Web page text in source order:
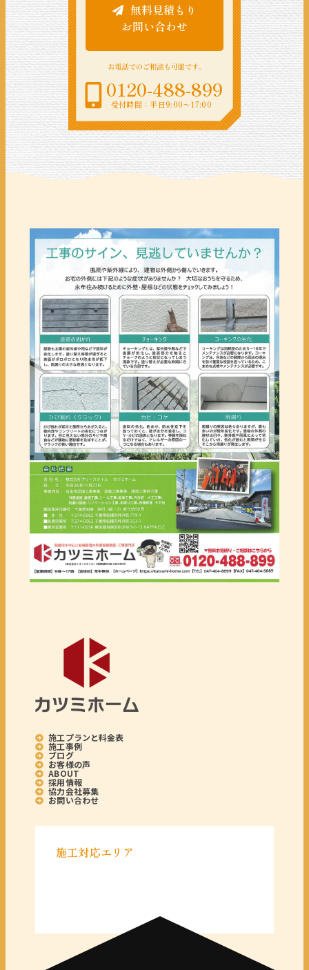
無料見積もり
お問い合わせ
0120-488-899
受付時間：平日9:00〜17:00
施工プランと料金表
施工事例
ブログ
お客様の声
ABOUT
採用情報
協力会社募集
お問い合わせ
施工対応エリア